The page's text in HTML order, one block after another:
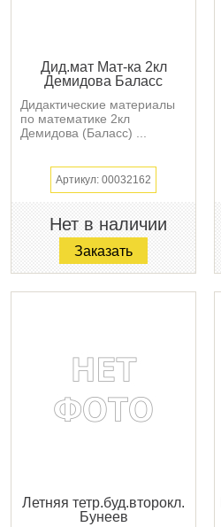
Дид.мат Мат-ка 2кл
Демидова Баласс
Дидактические материалы
по математике 2кл
Демидова (Баласс) ...
Артикул: 00032162
Нет в наличии
Заказать
Летняя тетр.буд.второкл.
Бунеев